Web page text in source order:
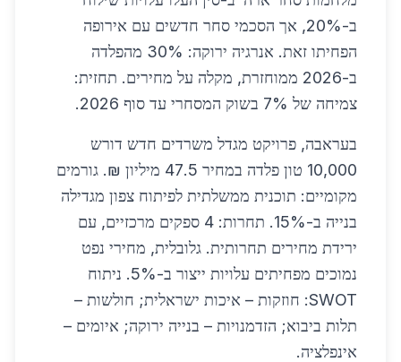
ב-20%, אך הסכמי סחר חדשים עם אירופה
הפחיתו זאת. אנרגיה ירוקה: 30% מהפלדה
ב-2026 ממוחזרת, מקלה על מחירים. תחזית:
צמיחה של 7% בשוק המסחרי עד סוף 2026.
בעראבה, פרויקט מגדל משרדים חדש דורש
10,000 טון פלדה במחיר 47.5 מיליון ₪. גורמים
מקומיים: תוכנית ממשלתית לפיתוח צפון מגדילה
בנייה ב-15%. תחרות: 4 ספקים מרכזיים, עם
ירידת מחירים תחרותית. גלובלית, מחירי נפט
נמוכים מפחיתים עלויות ייצור ב-5%. ניתוח
SWOT: חוזקות – איכות ישראלית; חולשות –
תלות ביבוא; הזדמנויות – בנייה ירוקה; איומים –
אינפלציה.